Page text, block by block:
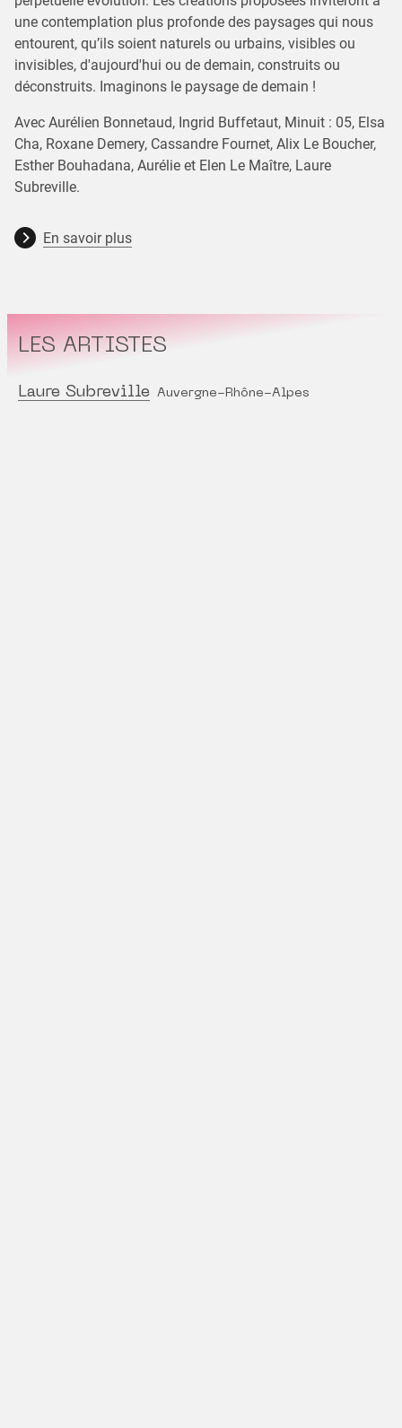
une contemplation plus profonde des paysages qui nous
entourent, qu’ils soient naturels ou urbains, visibles ou
invisibles, d'aujourd'hui ou de demain, construits ou
déconstruits. Imaginons le paysage de demain !
Avec Aurélien Bonnetaud, Ingrid Buffetaut, Minuit : 05, Elsa
Cha, Roxane Demery, Cassandre Fournet, Alix Le Boucher,
Esther Bouhadana, Aurélie et Elen Le Maître, Laure
Subreville.
En savoir plus
LES ARTISTES
Laure Subreville Auvergne-Rhône-Alpes